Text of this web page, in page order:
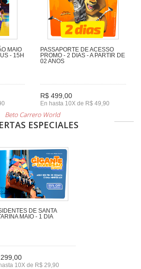
MAIO
- 15H
PASSAPORTE DE ACESSO
PROMO - 2 DIAS - A PARTIR DE
02 ANOS
R$ 499,00
En hasta 10X de R$ 49,90
Beto Carrero World
ESPECIALES
DE SANTA
MAIO - 1 DIA
10X de R$ 29,90